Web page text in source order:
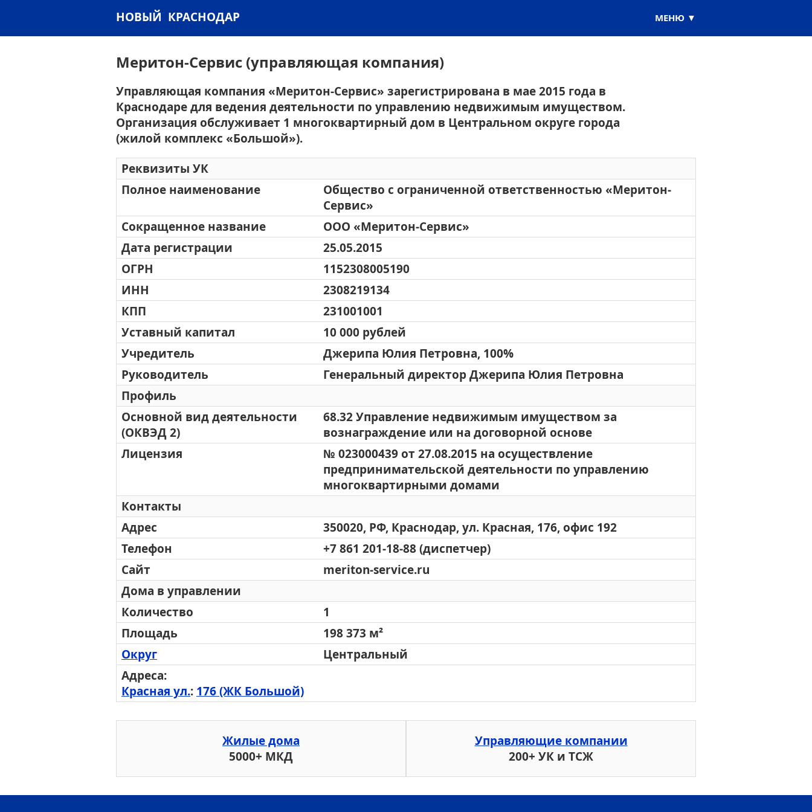
НОВЫЙ КРАСНОДАР МЕНЮ
Меритон-Сервис (управляющая компания)
Управляющая компания «Меритон-Сервис» зарегистрирована в мае 2015 года в
Краснодаре для ведения деятельности по управлению недвижимым имуществом.
Организация обслуживает 1 многоквартирный дом в Центральном округе города
(жилой комплекс «Большой»).
Реквизиты УК
Полное наименование
Общество с ограниченной ответственностью «Меритон-
Сервис»
Сокращенное название
ООО «Меритон-Сервис»
Дата регистрации
25.05.2015
ОГРН
1152308005190
ИНН
2308219134
КПП
231001001
Уставный капитал
10 000 рублей
Учредитель
Джерипа Юлия Петровна, 100%
Руководитель
Генеральный директор Джерипа Юлия Петровна
Профиль
Основной вид деятельности
(ОКВЭД 2)
68.32 Управление недвижимым имуществом за
вознаграждение или на договорной основе
Лицензия
№ 023000439 от 27.08.2015 на осуществление
предпринимательской деятельности по управлению
многоквартирными домами
Контакты
Адрес
350020, РФ, Краснодар, ул. Красная, 176, офис 192
Телефон
+7 861 201-18-88 (диспетчер)
Сайт
meriton-service.ru
Дома в управлении
Количество
1
Площадь
198 373 м²
Округ
Центральный
Адреса:
Красная ул.: 176 (ЖК Большой)
Жилые дома
5000+ МКД
Управляющие компании
200+ УК и ТСЖ